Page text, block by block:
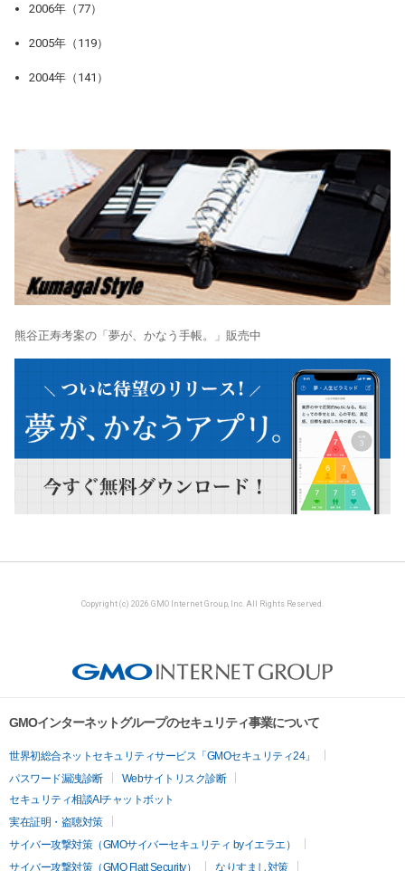
2006年（77）
2005年（119）
2004年（141）
熊谷正寿考案の「夢が、かなう手帳。」販売中
Copyright (c) 2026 GMO Internet Group, Inc. All Rights Reserved.
GMOインターネットグループのセキュリティ事業について
世界初総合ネットセキュリティサービス「GMOセキュリティ24」
パスワード漏洩診断
Webサイトリスク診断
セキュリティ相談AIチャットボット
実在証明・盗聴対策
サイバー攻撃対策（GMOサイバーセキュリティ byイエラエ）
サイバー攻撃対策（GMO Flatt Security）
なりすまし対策